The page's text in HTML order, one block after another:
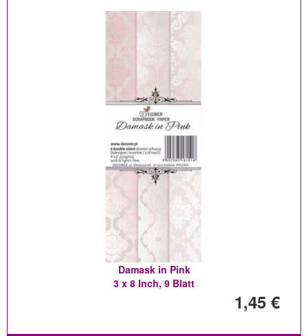
Damask in Pink
3 x 8 Inch, 9 Blatt
1,45 €